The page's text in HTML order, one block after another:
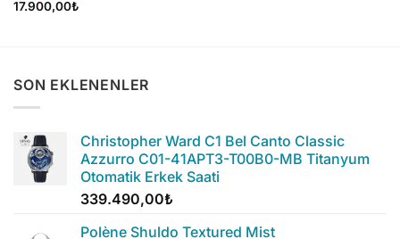
17.900,00₺
SON EKLENENLER
Christopher Ward C1 Bel Canto Classic
Azzurro C01-41APT3-T00B0-MB Titanyum
Otomatik Erkek Saati
339.490,00₺
Polène Shuldo Textured Mist